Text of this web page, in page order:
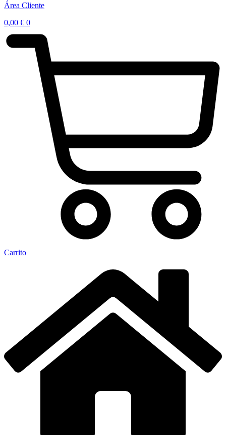
Área Cliente
0,00 € 0
Carrito